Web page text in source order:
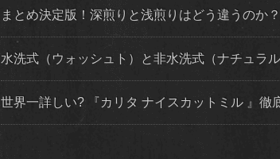
まとめ決定版！深煎りと浅煎りはどう違うのか
水洗式（ウォッシュト）と非水洗式（ナチュラ
世界一詳しい? 『カリタ ナイスカットミル 』徹